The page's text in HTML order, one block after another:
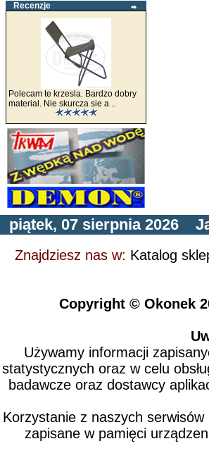
Recenzje
Polecam te krzesla. Bardzo dobry
material. Nie skurcza sie a ..
piątek, 07 sierpnia 2026
Znajdziesz nas w: Katalog
Copyright © Okonek
Używamy informacji
statystycznych oraz w celu
badawcze oraz dostawcy
Korzystanie z naszych
zapisane w pamięci